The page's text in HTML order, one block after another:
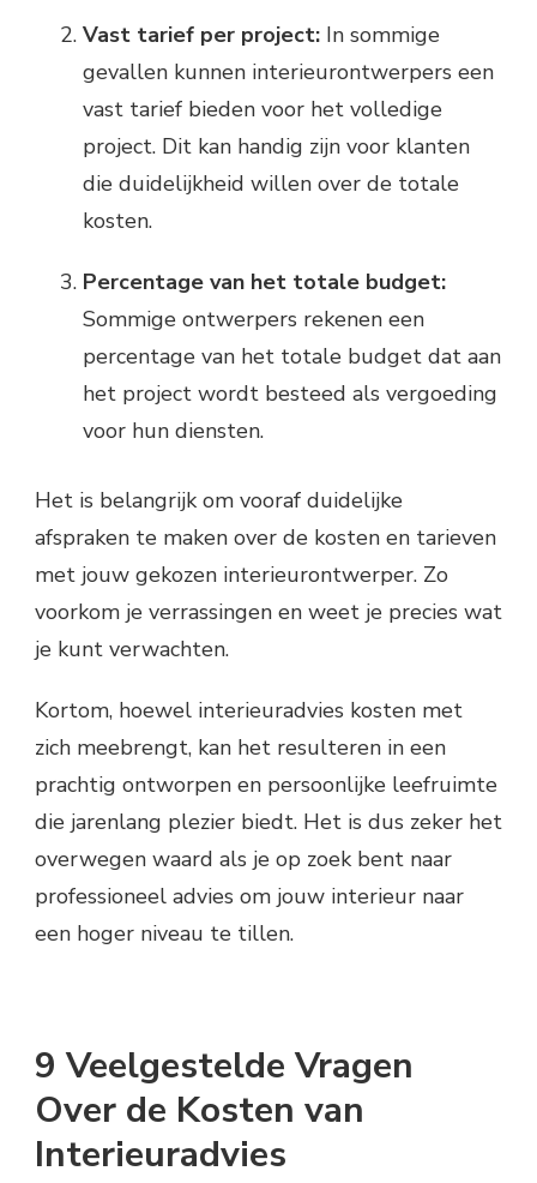
Vast tarief per project: In sommige
gevallen kunnen interieurontwerpers een
vast tarief bieden voor het volledige
project. Dit kan handig zijn voor klanten
die duidelijkheid willen over de totale
kosten.
Percentage van het totale budget:
Sommige ontwerpers rekenen een
percentage van het totale budget dat aan
het project wordt besteed als vergoeding
voor hun diensten.
Het is belangrijk om vooraf duidelijke
afspraken te maken over de kosten en tarieven
met jouw gekozen interieurontwerper. Zo
voorkom je verrassingen en weet je precies wat
je kunt verwachten.
Kortom, hoewel interieuradvies kosten met
zich meebrengt, kan het resulteren in een
prachtig ontworpen en persoonlijke leefruimte
die jarenlang plezier biedt. Het is dus zeker het
overwegen waard als je op zoek bent naar
professioneel advies om jouw interieur naar
een hoger niveau te tillen.
9 Veelgestelde Vragen
Over de Kosten van
Interieuradvies